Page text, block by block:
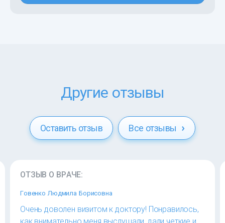
Другие отзывы
Оставить отзыв Все отзывы
ОТЗЫВ О ВРАЧЕ:
Говенко Людмила Борисовна
Очень доволен визитом к доктору! Понравилось,